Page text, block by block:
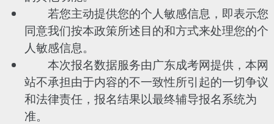
若您主动提供您的个人敏感信息，即表示您
同意我们按本政策所述目的和方式来处理您的个
人敏感信息。
本次报名数据服务由广东成考网提供，本网
站不承担由于内容的不一致性所引起的一切争议
和法律责任，报名结果以最终辅导报名系统为
准。